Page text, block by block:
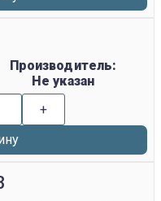
Производитель:
Не указан
+